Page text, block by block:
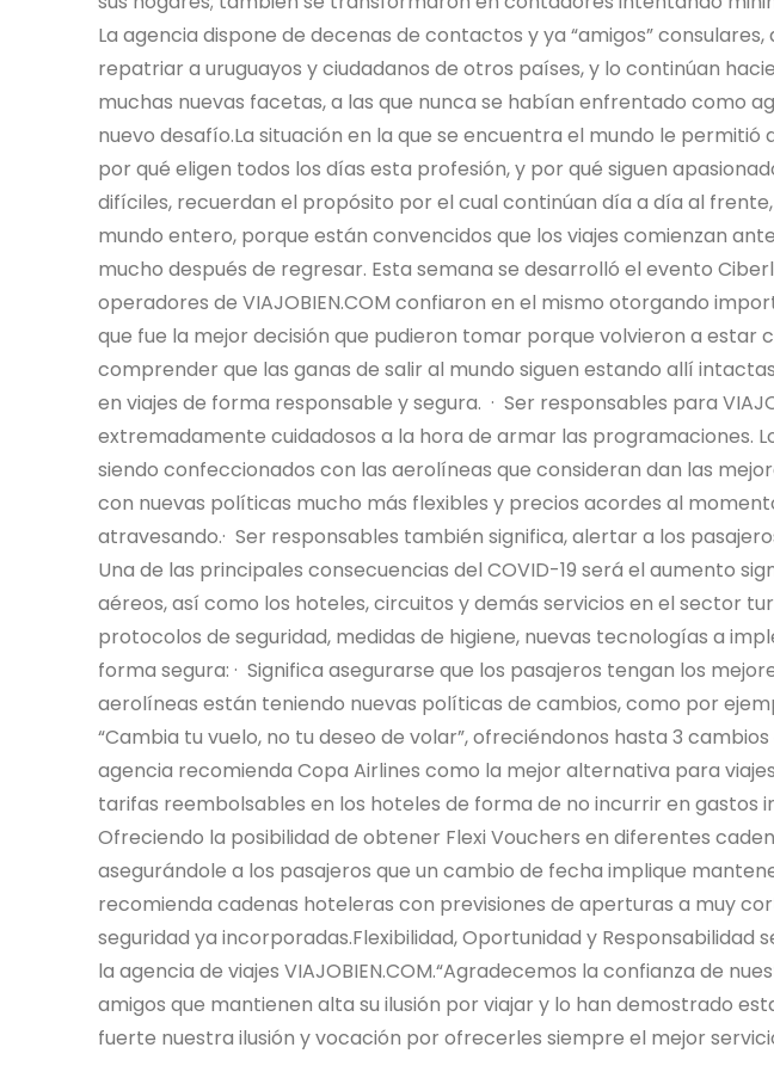
La agencia dispone de decenas de contactos y ya “amigos”
repatriar a uruguayos y ciudadanos de otros países, y lo continúan
muchas nuevas facetas, a las que nunca se habían enfrentado como
nuevo desafío.La situación en la que se encuentra el mundo le permitió
por qué eligen todos los días esta profesión, y por qué siguen
difíciles, recuerdan el propósito por el cual continúan día a día al
mundo entero, porque están convencidos que los viajes comienzan
mucho después de regresar. Esta semana se desarrolló el evento
operadores de VIAJOBIEN.COM confiaron en el mismo otorgando
que fue la mejor decisión que pudieron tomar porque volvieron a estar
comprender que las ganas de salir al mundo siguen estando allí
en viajes de forma responsable y segura. · Ser responsables para
extremadamente cuidadosos a la hora de armar las programaciones.
siendo confeccionados con las aerolíneas que consideran dan las
con nuevas políticas mucho más flexibles y precios acordes al
atravesando.· Ser responsables también significa, alertar a los
Una de las principales consecuencias del COVID-19 será el aumento
aéreos, así como los hoteles, circuitos y demás servicios en el sector
protocolos de seguridad, medidas de higiene, nuevas tecnologías a
forma segura: · Significa asegurarse que los pasajeros tengan los
aerolíneas están teniendo nuevas políticas de cambios, como por
“Cambia tu vuelo, no tu deseo de volar”, ofreciéndonos hasta 3
agencia recomienda Copa Airlines como la mejor alternativa para
tarifas reembolsables en los hoteles de forma de no incurrir en gastos
Ofreciendo la posibilidad de obtener Flexi Vouchers en diferentes
asegurándole a los pasajeros que un cambio de fecha implique
recomienda cadenas hoteleras con previsiones de aperturas a muy
seguridad ya incorporadas.Flexibilidad, Oportunidad y Responsabilidad
la agencia de viajes VIAJOBIEN.COM.“Agradecemos la confianza de
amigos que mantienen alta su ilusión por viajar y lo han demostrado
fuerte nuestra ilusión y vocación por ofrecerles siempre el mejor